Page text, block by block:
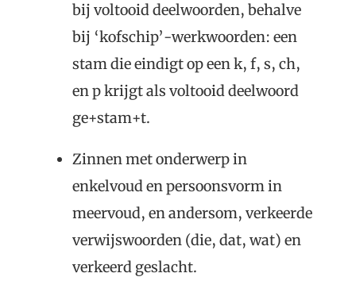
bij voltooid deelwoorden, behalve
bij ‘kofschip’-werkwoorden: een
stam die eindigt op een k, f, s, ch,
en p krijgt als voltooid deelwoord
ge+stam+t.
Zinnen met onderwerp in
enkelvoud en persoonsvorm in
meervoud, en andersom, verkeerde
verwijswoorden (die, dat, wat) en
verkeerd geslacht.